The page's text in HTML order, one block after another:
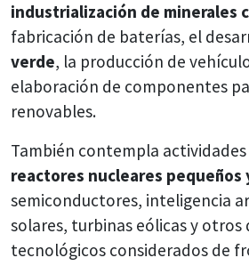
industrialización de minerales
fabricación de baterías, el
verde, la producción de
elaboración de componentes
renovables.
También contempla
reactores nucleares pequeños
semiconductores, inteligencia
solares, turbinas eólicas y otros
tecnológicos considerados de